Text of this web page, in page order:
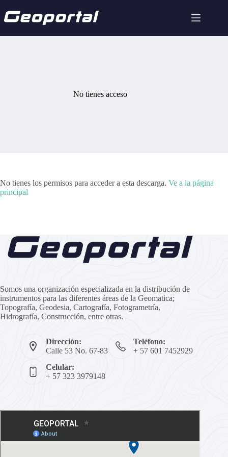
contenido
No tienes acceso
No tienes los permisos para acceder a esta descarga. Ve a la página
principal
Somos una organización especializada en la distribución de
instrumentos para las diferentes áreas de la Geomatica;
Topografía, Geodesia, Cartografía, Fotogrametría,
Hidrografía, Construcción, entre otras.
Dirección:
Calle 53 No. 67-83
Teléfono:
+ 57 601 7452929
Celular:
+ 57 323 3979148